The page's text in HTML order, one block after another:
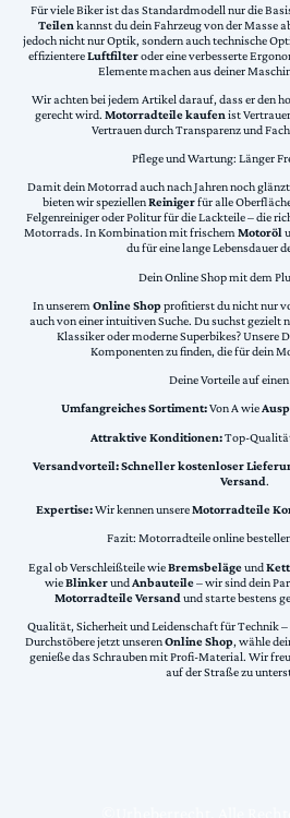
Für viele Biker ist das Standardmodell nur die
Teilen kannst du dein Fahrzeug von der Masse
jedoch nicht nur Optik, sondern auch technische
effizientereLuftfilteroder eine verbesserte
Elemente machen aus deiner
Wir achten bei jedem Artikel darauf, dass er den
gerecht wird. Motorradteile kaufen ist
Vertrauen durch Transparenz und
Pflege und Wartung: Länger
Damit dein Motorrad auch nach Jahren noch
bieten wir speziellenReinigerfür alle
Felgenreiniger oder Politur für die Lackteile – die
Motorrads. In Kombination mit frischemMotoröl
du für eine lange Lebensdauer
Dein Online Shop mit dem
In unserem Online Shopprofitierst du nicht nur
auch von einer intuitiven Suche. Du suchst gezielt
Klassiker oder moderne Superbikes? Unsere
Komponenten zu finden, die für dein
Deine Vorteile auf
Umfangreiches Sortiment:Von A wie
Attraktive Konditionen:Top-
Versandvorteil:Schneller kostenloser
Versand.
Expertise:Wir kennen unsereMotorradteile
Fazit: Motorradteile online
Egal ob Verschleißteile wieBremsbelägeund
wieBlinkerundAnbauteile– wir sind dein
Motorradteile Versand und starte bestens
Qualität, Sicherheit und Leidenschaft für Technik –
Durchstöbere jetzt unserenOnline Shop, wähle
genieße das Schrauben mit Profi-Material. Wir
auf der Straße zu